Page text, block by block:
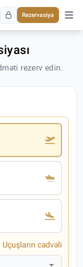
Rezervasiya
Əsas
rezerv edin.
Uçuşların cədvəli